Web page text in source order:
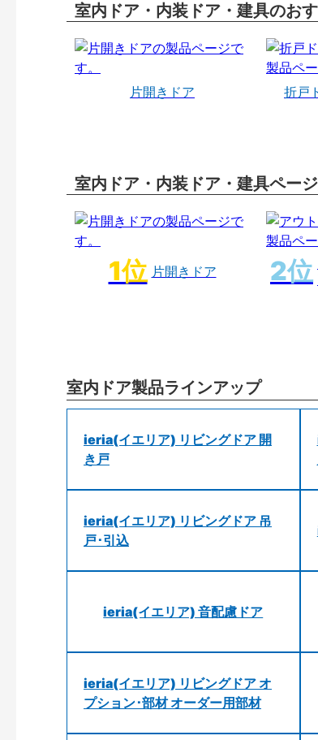
室内ドア・内装ドア・建具のお
片開きドア 折戸
室内ドア・内装ドア・建具ペー
片開きドア
室内ドア製品ラインアップ
ieria(イエリア) リビングドア 開
き戸
ieria(イエリア) リビングドア 吊
戸･引込
ieria(イエリア) 音配慮ドア
ieria(イエリア) リビングドア オ
プション･部材 オーダー用部材